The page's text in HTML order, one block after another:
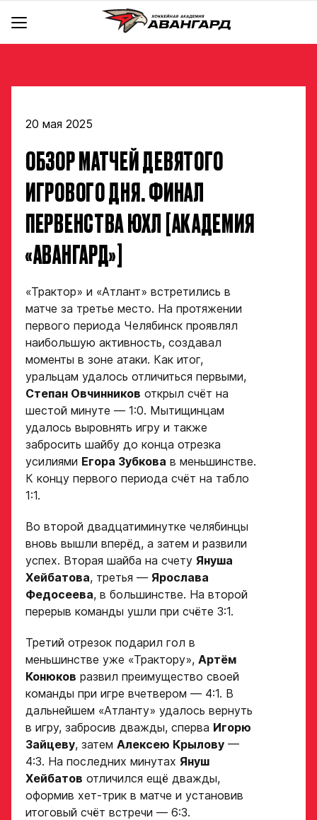
Новости
Контакты
Стать партнером
Команды
Тренерский штаб
Отдел скаутинга
Отдел по хоккейным операциям
Отдел цифрового анализа и видеоаналитики
Медицинский департамент
Научно-методический отдел
Учебно-воспитательный отдел
Ястребы
Магазин
Детский сайт КХЛ
Академия в соцсетях
20 мая 2025
ОБЗОР МАТЧЕЙ ДЕВЯТОГО
ИГРОВОГО ДНЯ. ФИНАЛ
ПЕРВЕНСТВА ЮХЛ [АКАДЕМИЯ
«АВАНГАРД»]
«Трактор» и «Атлант» встретились в
матче за третье место. На протяжении
первого периода Челябинск проявлял
наибольшую активность, создавал
моменты в зоне атаки. Как итог,
уральцам удалось отличиться первыми,
Степан Овчинников открыл счёт на
шестой минуте — 1:0. Мытищинцам
удалось выровнять игру и также
забросить шайбу до конца отрезка
усилиями Егора Зубкова в меньшинстве.
К концу первого периода счёт на табло
1:1.
Во второй двадцатиминутке челябинцы
вновь вышли вперёд, а затем и развили
успех. Вторая шайба на счету Януша
Хейбатова, третья — Ярослава
Федосеева, в большинстве. На второй
перерыв команды ушли при счёте 3:1.
Третий отрезок подарил гол в
меньшинстве уже «Трактору», Артём
Конюков развил преимущество своей
команды при игре вчетвером — 4:1. В
дальнейшем «Атланту» удалось вернуть
в игру, забросив дважды, сперва Игорю
Зайцеву, затем Алексею Крылову —
4:3. На последних минутах Януш
Хейбатов отличился ещё дважды,
оформив хет-трик в матче и установив
итоговый счёт встречи — 6:3.